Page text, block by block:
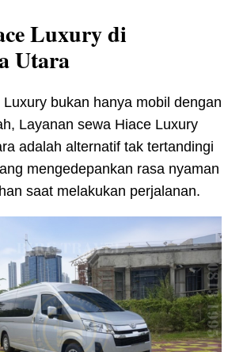
Luxury di
Utara
Luxury bukan hanya mobil dengan
Layanan sewa Hiace Luxury
adalah alternatif tak tertandingi
mengedepankan rasa nyaman
saat melakukan perjalanan.